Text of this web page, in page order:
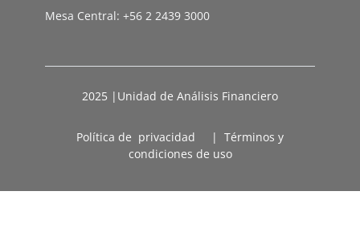
Mesa Central: +56 2 2439 3000
2025 |Unidad de Análisis Financiero
Política de privacidad | Términos y
condiciones de uso